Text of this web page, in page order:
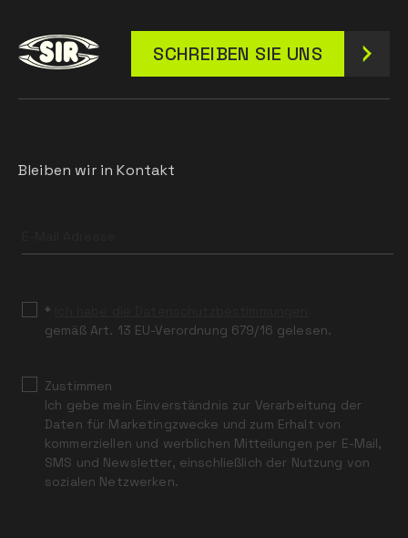
SCHREIBEN SIE UNS
Bleiben wir in Kontakt
field
*
gemäß Art. 13 EU-Verordnung 679/16 gelesen.
Zustimmen
Ich gebe mein Einverständnis zur Verarbeitung der
Daten für Marketingzwecke und zum Erhalt von
kommerziellen und werblichen Mitteilungen per E-Mail,
SMS und Newsletter, einschließlich der Nutzung von
sozialen Netzwerken.